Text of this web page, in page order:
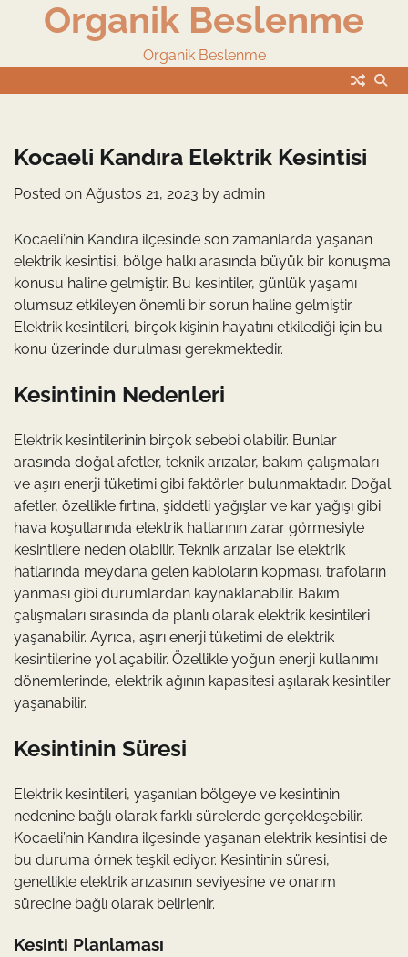
Organik Beslenme
Organik Beslenme
Kocaeli Kandıra Elektrik Kesintisi
Posted on Ağustos 21, 2023 by admin
Kocaeli’nin Kandıra ilçesinde son zamanlarda yaşanan
elektrik kesintisi, bölge halkı arasında büyük bir konuşma
konusu haline gelmiştir. Bu kesintiler, günlük yaşamı
olumsuz etkileyen önemli bir sorun haline gelmiştir.
Elektrik kesintileri, birçok kişinin hayatını etkilediği için bu
konu üzerinde durulması gerekmektedir.
Kesintinin Nedenleri
Elektrik kesintilerinin birçok sebebi olabilir. Bunlar
arasında doğal afetler, teknik arızalar, bakım çalışmaları
ve aşırı enerji tüketimi gibi faktörler bulunmaktadır. Doğal
afetler, özellikle fırtına, şiddetli yağışlar ve kar yağışı gibi
hava koşullarında elektrik hatlarının zarar görmesiyle
kesintilere neden olabilir. Teknik arızalar ise elektrik
hatlarında meydana gelen kabloların kopması, trafoların
yanması gibi durumlardan kaynaklanabilir. Bakım
çalışmaları sırasında da planlı olarak elektrik kesintileri
yaşanabilir. Ayrıca, aşırı enerji tüketimi de elektrik
kesintilerine yol açabilir. Özellikle yoğun enerji kullanımı
dönemlerinde, elektrik ağının kapasitesi aşılarak kesintiler
yaşanabilir.
Kesintinin Süresi
Elektrik kesintileri, yaşanılan bölgeye ve kesintinin
nedenine bağlı olarak farklı sürelerde gerçekleşebilir.
Kocaeli’nin Kandıra ilçesinde yaşanan elektrik kesintisi de
bu duruma örnek teşkil ediyor. Kesintinin süresi,
genellikle elektrik arızasının seviyesine ve onarım
sürecine bağlı olarak belirlenir.
Kesinti Planlaması